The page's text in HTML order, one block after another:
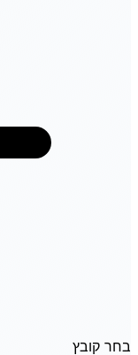
בחר קובץ